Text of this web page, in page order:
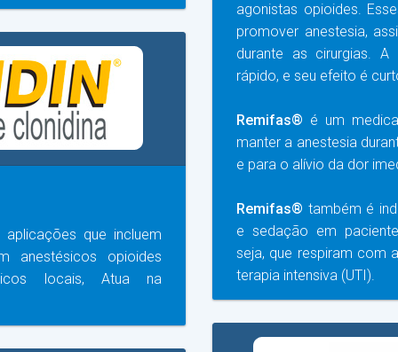
que incluem
anestésicos opioides
locais, Atua na
agonistas opioides.
promover anestesia,
durante as cirurgias.
rápido, e seu efeito é
Remifas® é um
manter a anestesia
e para o alívio da dor
Remifas® também é
e sedação em
seja, que respiram com
terapia intensiva (UTI).